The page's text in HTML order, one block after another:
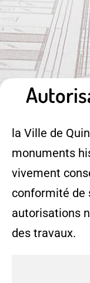
la Ville de
monuments
vivement
conformité de
autorisations
des travaux.